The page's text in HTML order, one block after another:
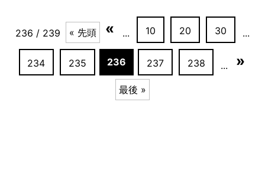
236 / 239 « 先頭 « ... 10 20 30 ...
234 235 236 237 238 ... »
最後 »